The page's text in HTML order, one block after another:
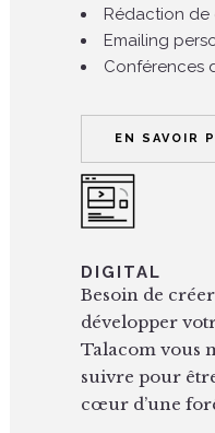
Rédaction de
Emailing
Conférences
EN SAVOIR
DIGITAL
Besoin de
développer
Talacom vous
suivre pour
cœur d’une